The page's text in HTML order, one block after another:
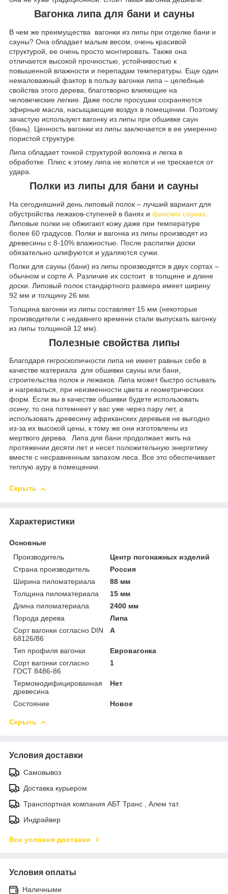
Вагонка липа для бани и сауны
В чем же преимущества вагонки из липы при отделке бани и
сауны? Она обладает малым весом, очень красивой
структурой, ее очень просто монтировать. Также она
отличается высокой прочностью, устойчивостью к
повышенной влажности и перепадам температуры. Еще один
немаловажный фактор в пользу вагонки липа – целебные
свойства этого дерева, благотворно влияющие на
человеческие легкие. Даже после просушки сохраняются
эфирные масла, насыщающие воздух в помещении. Поэтому
зачастую используют вагонку из липы при обшивке саун
(бань). Ценность вагонки из липы заключается в ее умеренно
пористой структуре.
Липа обладает тонкой структурой волокна и легка в
обработке. Плюс к этому липа не колется и не трескается от
удара.
Полки из липы для бани и сауны
На сегодняшний день липовый полок – лучший вариант для
обустройства лежаков-ступеней в банях и финских саунах
Липовые полки не обжигают кожу даже при температуре
более 60 градусов. Полки и вагонка из липы производят из
древесины с 8-10% влажностью. После распилки доски
обязательно шлифуются и удаляются сучки.
Полки для сауны (бани) из липы производятся в двух сортах –
обычном и сорте А. Различие их состоит в толщине и длине
доски. Липовый полок стандартного размера имеет ширину
92 мм и толщину 26 мм.
Толщина вагонки из липы составляет 15 мм (некоторые
производители с недавнего времени стали выпускать вагонку
из липы толщиной 12 мм).
Полезные свойства липы
Благодаря гигроскопичности липа не имеет равных себе в
качестве материала для обшивки сауны или бани,
строительства полок и лежаков. Липа может быстро остывать
и нагреваться, при неизменности цвета и геометрических
форм. Если вы в качестве обшивки будете использовать
осину, то она потемнеет у вас уже через пару лет, а
использовать древесину африканских деревьев не выгодно
из-за их высокой цены, к тому же они изготовлены из
мертвого дерева. Липа для бани продолжает жить на
протяжении десяти лет и несет положительную энергетику
вместе с несравненным запахом леса. Все это обеспечивает
теплую ауру в помещении.
Скрыть
Характеристики
Основные
Производитель
Центр погонажных изделий
Страна производитель
Россия
Ширина пиломатериала
88 мм
Толщина пиломатериала
15 мм
Длина пиломатериала
2400 мм
Порода дерева
Липа
Сорт вагонки согласно DIN
68126/86
А
Тип профиля вагонки
Евровагонка
Сорт вагонки согласно
ГОСТ 8486-86
1
Термомодифицированная
древесина
Нет
Состояние Новое
Скрыть
Условия доставки
Самовывоз
Доставка курьером
Транспортная компания АБТ Транс , Алем тат.
Индрайвер
Все условия доставки
Условия оплаты
Наличными